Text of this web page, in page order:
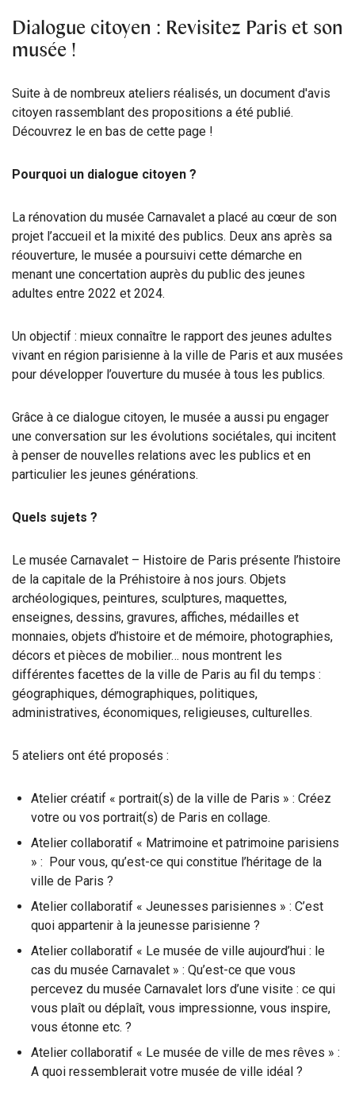
Dialogue citoyen : Revisitez Paris et son
musée !
Suite à de nombreux ateliers réalisés, un document d'avis
citoyen rassemblant des propositions a été publié.
Découvrez le en bas de cette page !
Pourquoi un dialogue citoyen ?
La rénovation du musée Carnavalet a placé au cœur de son
projet l’accueil et la mixité des publics. Deux ans après sa
réouverture, le musée a poursuivi cette démarche en
menant une concertation auprès du public des jeunes
adultes entre 2022 et 2024.
Un objectif : mieux connaître le rapport des jeunes adultes
vivant en région parisienne à la ville de Paris et aux musées
pour développer l’ouverture du musée à tous les publics.
Grâce à ce dialogue citoyen, le musée a aussi pu engager
une conversation sur les évolutions sociétales, qui incitent
à penser de nouvelles relations avec les publics et en
particulier les jeunes générations.
Quels sujets ?
Le musée Carnavalet – Histoire de Paris présente l’histoire
de la capitale de la Préhistoire à nos jours. Objets
archéologiques, peintures, sculptures, maquettes,
enseignes, dessins, gravures, affiches, médailles et
monnaies, objets d’histoire et de mémoire, photographies,
décors et pièces de mobilier… nous montrent les
différentes facettes de la ville de Paris au fil du temps :
géographiques, démographiques, politiques,
administratives, économiques, religieuses, culturelles.
5 ateliers ont été proposés :
Atelier créatif « portrait(s) de la ville de Paris » : Créez
votre ou vos portrait(s) de Paris en collage.
Atelier collaboratif « Matrimoine et patrimoine parisiens
» : Pour vous, qu’est-ce qui constitue l’héritage de la
ville de Paris ?
Atelier collaboratif « Jeunesses parisiennes » : C’est
quoi appartenir à la jeunesse parisienne ?
Atelier collaboratif « Le musée de ville aujourd’hui : le
cas du musée Carnavalet » : Qu’est-ce que vous
percevez du musée Carnavalet lors d’une visite : ce qui
vous plaît ou déplaît, vous impressionne, vous inspire,
vous étonne etc. ?
Atelier collaboratif « Le musée de ville de mes rêves » :
A quoi ressemblerait votre musée de ville idéal ?